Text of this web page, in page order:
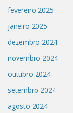
fevereiro 2025
janeiro 2025
dezembro 2024
novembro 2024
outubro 2024
setembro 2024
agosto 2024